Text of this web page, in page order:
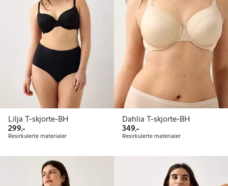
Lilja T-skjorte-BH
299,-299,00 kr
Resirkulerte materialer
Dahlia T-skjorte-BH
349,-349,00 kr
Resirkulerte materialer